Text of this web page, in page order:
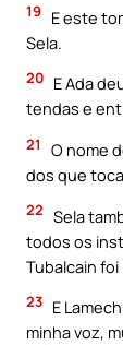
19
E este
Sela.
20 E Ada
tendas e
21
O nome
dos que
22 Sela
todos os
Tubalcain foi
23 E
minha voz,